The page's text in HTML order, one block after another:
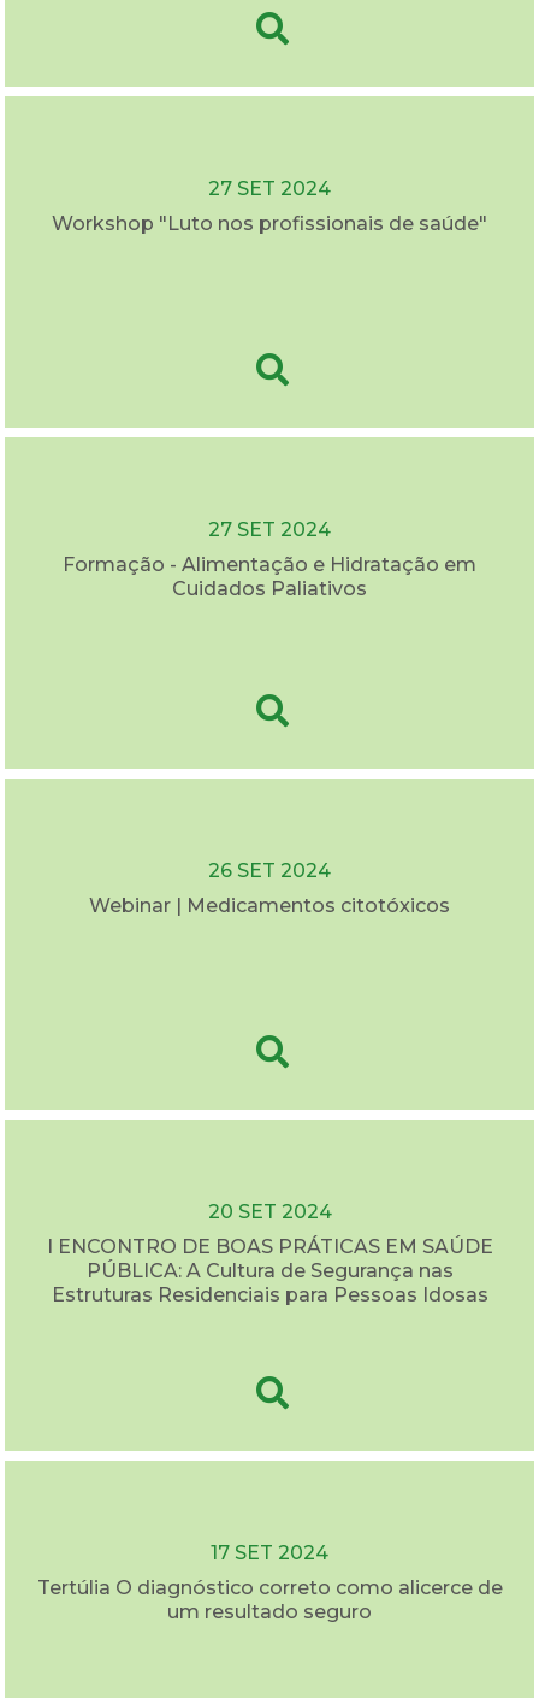
27 SET 2024
Workshop "Luto nos profissionais de saúde"
27 SET 2024
Formação - Alimentação e Hidratação em
Cuidados Paliativos
26 SET 2024
Webinar | Medicamentos citotóxicos
20 SET 2024
I ENCONTRO DE BOAS PRÁTICAS EM SAÚDE
PÚBLICA: A Cultura de Segurança nas
Estruturas Residenciais para Pessoas Idosas
17 SET 2024
Tertúlia O diagnóstico correto como alicerce de
um resultado seguro